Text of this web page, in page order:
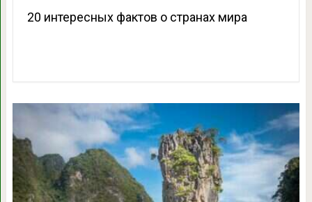
20 интересных фактов о странах мира